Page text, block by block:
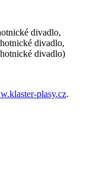
divadlo,
divadlo,
divadlo)
plasy.cz.